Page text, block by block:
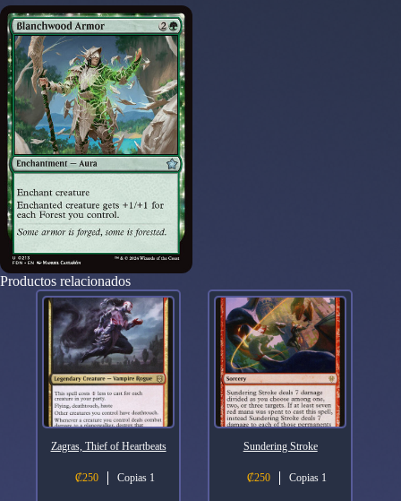
Productos relacionados
Zagras, Thief of Heartbeats
₡250 Copias 1
Sundering Stroke
₡250 Copias 1